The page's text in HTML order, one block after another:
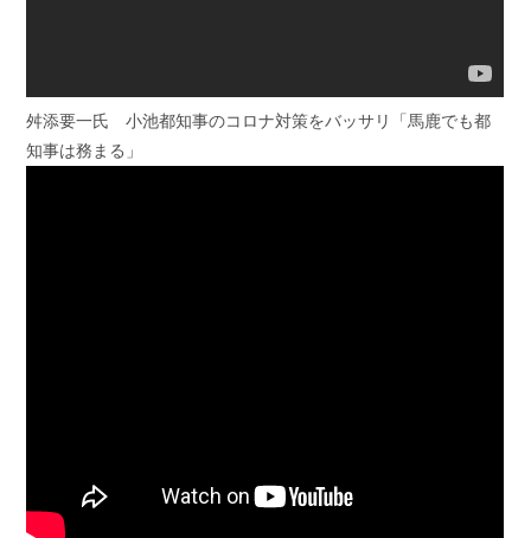
舛添要一氏 小池都知事のコロナ対策をバッサリ「馬鹿でも都
知事は務まる」